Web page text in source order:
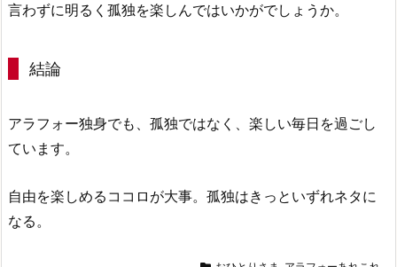
言わずに明るく孤独を楽しんではいかがでしょうか。
結論
アラフォー独身でも、孤独ではなく、楽しい毎日を過ごし
ています。
自由を楽しめるココロが大事。孤独はきっといずれネタに
なる。